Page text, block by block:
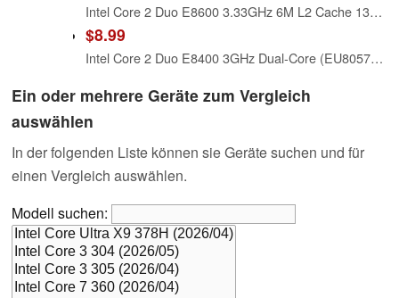
Intel Core 2 Duo E8600 3.33GHz 6M L2 Cache 1333MHz LGA775 Desktop Processor
$8.99
Intel Core 2 Duo E8400 3GHz Dual-Core (EU80570PJ0806M) Processor Only
Ein oder mehrere Geräte zum Vergleich
auswählen
In der folgenden Liste können sie Geräte suchen und für
einen Vergleich auswählen.
Modell suchen: